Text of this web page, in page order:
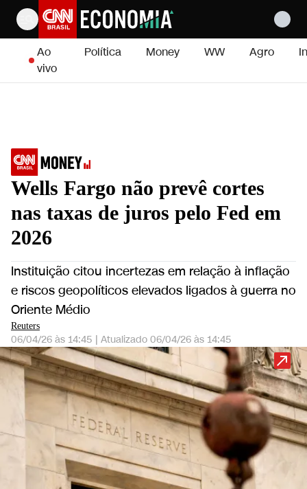
Pular para o conteúdo
Ao
vivo
Política Money WW Agro
Wells Fargo não prevê cortes
nas taxas de juros pelo Fed em
2026
Instituição citou incertezas em relação à inflação
e riscos geopolíticos elevados ligados à guerra no
Oriente Médio
Reuters
06/04/26 às 14:45 | Atualizado 06/04/26 às 14:45